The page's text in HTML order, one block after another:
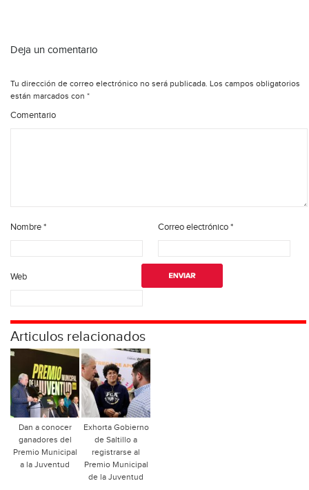
Deja un comentario
Tu dirección de correo electrónico no será publicada. Los campos obligatorios
están marcados con *
Comentario
Nombre* Correo electrónico*
Web
Articulos relacionados
Dan a conocer
ganadores del
Premio Municipal
a la Juventud
Exhorta Gobierno
de Saltillo a
registrarse al
Premio Municipal
de la Juventud